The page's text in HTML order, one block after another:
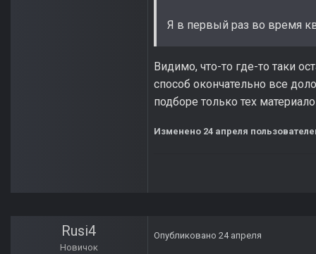
Я в первый раз во время
Видимо, что-то где-то таки
способ окончательно все
подборе только тех
Изменено 24 апреля
Rusi4
Новичок
Опубликовано 24 апреля